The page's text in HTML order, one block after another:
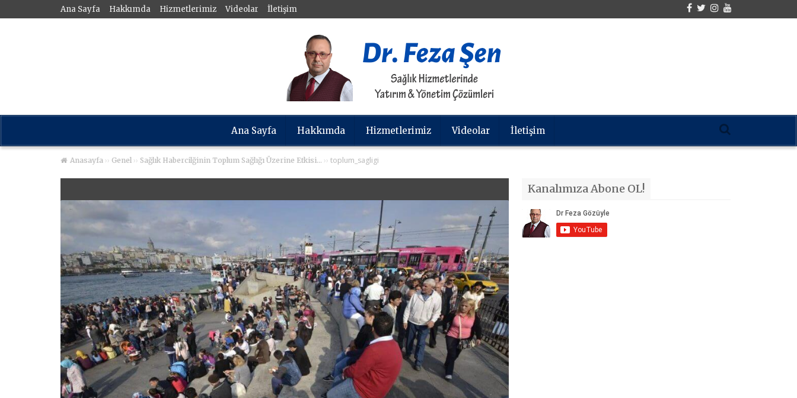
Ana Sayfa Hakkımda Hizmetlerimiz Videolar İletişim
Ana Sayfa Hakkımda Hizmetlerimiz Videolar İletişim
Anasayfa ›› Genel ›› Sağlık Habercilğinin Toplum Sağlığı Üzerine Etkisi… ›› toplum_sagligi
Kanalımıza Abone OL!